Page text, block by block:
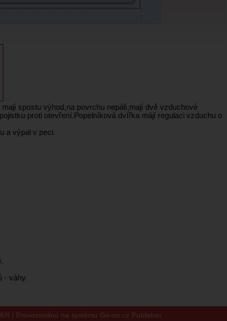
spostu výhod,na povrchu nepálí,mají dvě vzduchové
proti otevření.Popelníková dvířka májí regulaci vzduchu o
a výpal v peci.
- váhy.
| Provozováno na systému Go-on.cz Publisher